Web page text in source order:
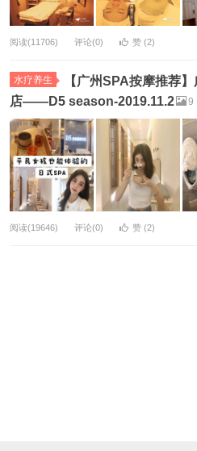
阅读(11706) 评论(0) 赞 (2)
水疗养生
【广州SPA按摩推荐
店——D5 season-2019.11.2
9
阅读(19646) 评论(0) 赞 (2)